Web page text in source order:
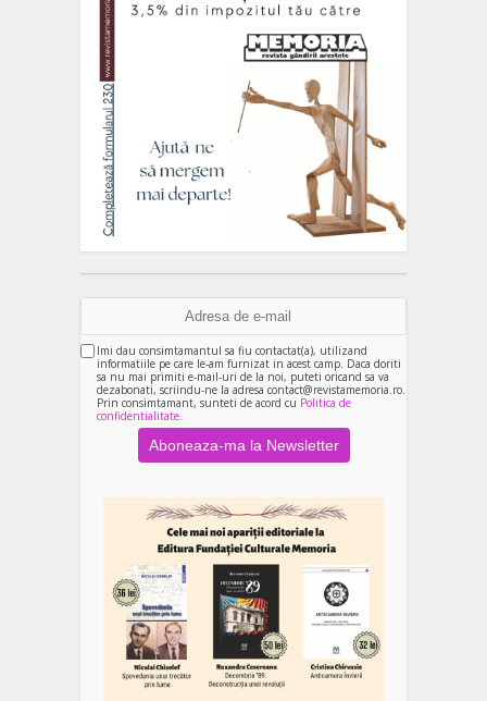
Imi dau consimtamantul sa fiu contactat(a), utilizand
informatiile pe care le-am furnizat in acest camp. Daca doriti
sa nu mai primiti e-mail-uri de la noi, puteti oricand sa va
dezabonati, scriindu-ne la adresa contact@revistamemoria.ro.
Prin consimtamant, sunteti de acord cu Politica de
confidentialitate.